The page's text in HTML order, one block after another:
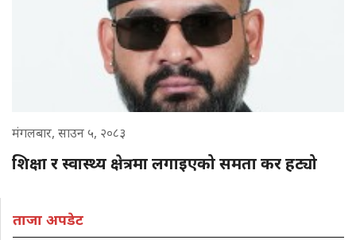
मंगलबार, साउन ५, २०८३
शिक्षा र स्वास्थ्य क्षेत्रमा लगाइएको समता कर हट्यो
ताजा अपडेट